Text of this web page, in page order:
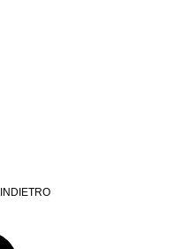
INDIETRO